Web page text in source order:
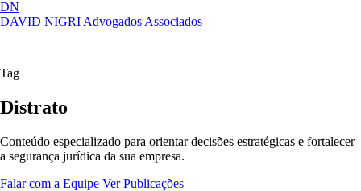
DN
DAVID NIGRI Advogados Associados
Artigos, sentenças, áreas de atuação,
Tag
Distrato
Conteúdo especializado para orientar decisões estratégicas e fortalecer
a segurança jurídica da sua empresa.
Falar com a Equipe Ver Publicações